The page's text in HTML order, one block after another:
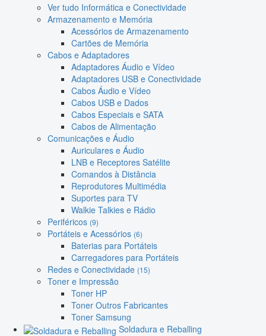
Ver tudo Informática e Conectividade
Armazenamento e Memória
Acessórios de Armazenamento
Cartões de Memória
Cabos e Adaptadores
Adaptadores Áudio e Vídeo
Adaptadores USB e Conectividade
Cabos Áudio e Vídeo
Cabos USB e Dados
Cabos Especiais e SATA
Cabos de Alimentação
Comunicações e Áudio
Auriculares e Áudio
LNB e Receptores Satélite
Comandos à Distância
Reprodutores Multimédia
Suportes para TV
Walkie Talkies e Rádio
Periféricos (9)
Portáteis e Acessórios (6)
Baterias para Portáteis
Carregadores para Portáteis
Redes e Conectividade (15)
Toner e Impressão
Toner HP
Toner Outros Fabricantes
Toner Samsung
Soldadura e Reballing